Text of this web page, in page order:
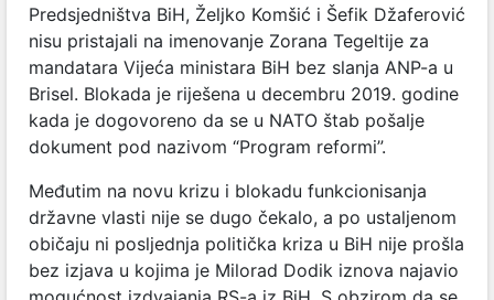
Predsjedništva BiH, Željko Komšić i Šefik Džaferović
nisu pristajali na imenovanje Zorana Tegeltije za
mandatara Vijeća ministara BiH bez slanja ANP-a u
Brisel. Blokada je riješena u decembru 2019. godine
kada je dogovoreno da se u NATO štab pošalje
dokument pod nazivom “Program reformi”.
Međutim na novu krizu i blokadu funkcionisanja
državne vlasti nije se dugo čekalo, a po ustaljenom
običaju ni posljednja politička kriza u BiH nije prošla
bez izjava u kojima je Milorad Dodik iznova najavio